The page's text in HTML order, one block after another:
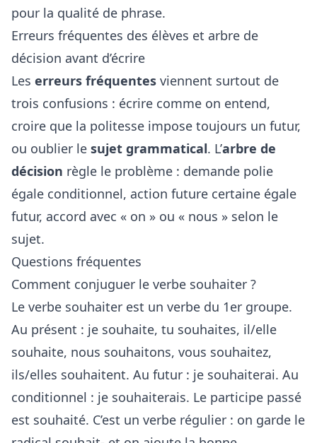
pour la qualité de phrase.
Erreurs fréquentes des élèves et arbre de
décision avant d’écrire
Les erreurs fréquentes viennent surtout de
trois confusions : écrire comme on entend,
croire que la politesse impose toujours un futur,
ou oublier le sujet grammatical. L’arbre de
décision règle le problème : demande polie
égale conditionnel, action future certaine égale
futur, accord avec « on » ou « nous » selon le
sujet.
Questions fréquentes
Comment conjuguer le verbe souhaiter ?
Le verbe souhaiter est un verbe du 1er groupe.
Au présent : je souhaite, tu souhaites, il/elle
souhaite, nous souhaitons, vous souhaitez,
ils/elles souhaitent. Au futur : je souhaiterai. Au
conditionnel : je souhaiterais. Le participe passé
est souhaité. C’est un verbe régulier : on garde le